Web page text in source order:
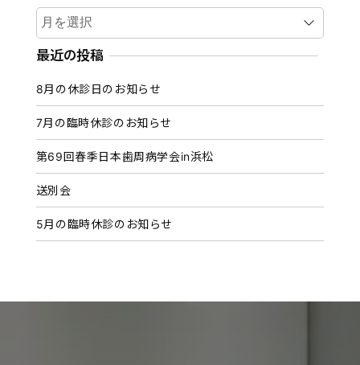
ア
ー
カ
ブ
最近の投稿
8月の休診日のお知らせ
7月の臨時休診のお知らせ
第69回春季日本歯周病学会in浜松
送別会
5月の臨時休診のお知らせ